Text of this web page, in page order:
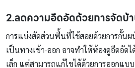
2.ลดความอึดอัดด้วยการจัดบ้
การแบ่งสัดส่วนพื้นที่ใช้สอยด้วยการกั้น
เป็นทางเข้า-ออก อาจทำให้ห้องดูอึดอัด
เล็ก แต่สามารถแก้ไขได้ด้วยการออกแ